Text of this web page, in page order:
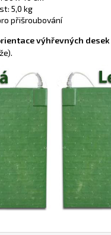
5,0 kg
přišroubování
výhřevných desek